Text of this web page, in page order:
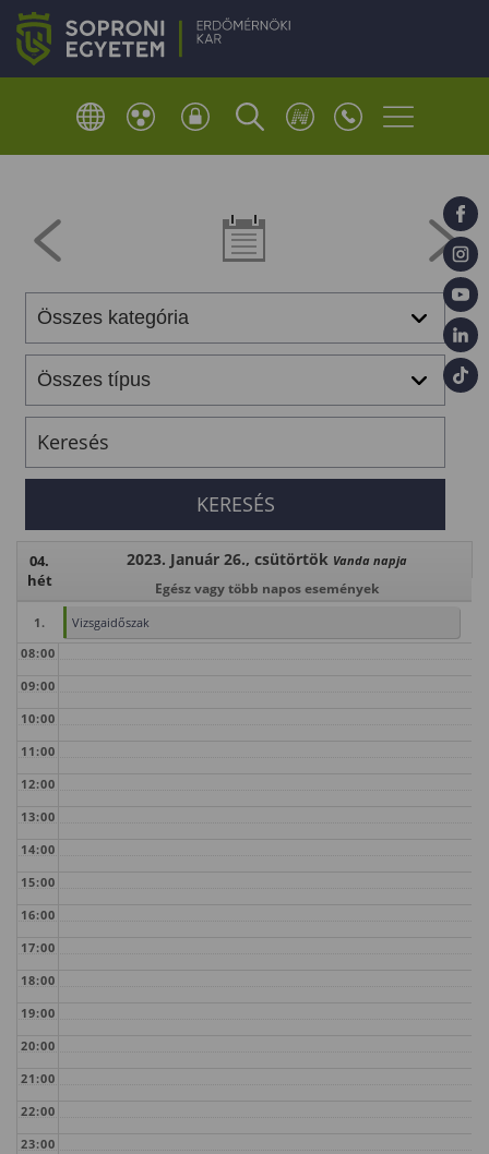
04.
hét
2023. Január 26., csütörtök Vanda napja
Egész vagy több napos események
1.
Vizsgaidőszak
08:00
09:00
10:00
11:00
12:00
13:00
14:00
15:00
16:00
17:00
18:00
19:00
20:00
21:00
22:00
23:00